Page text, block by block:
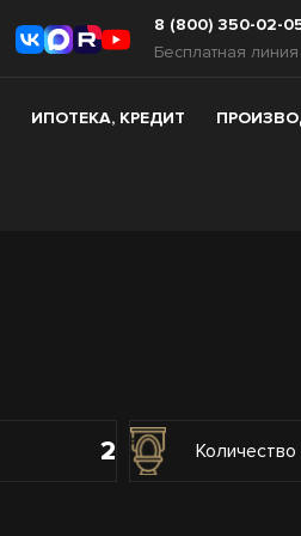
8 (800) 350-02-
Бесплатная линия
ИПОТЕКА, КРЕДИТ
2 Количество